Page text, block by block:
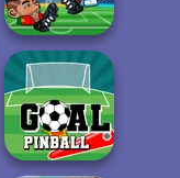
Battle
Head Soccer
2022